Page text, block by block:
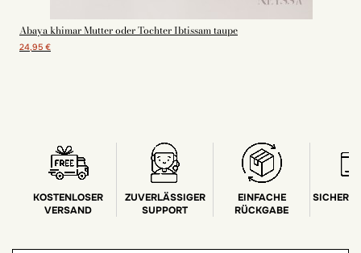
Abaya khimar Mutter oder Tochter Ibtissam taupe
24,95 €
KOSTENLOSER
VERSAND
ZUVERLÄSSIGER
SUPPORT
EINFACHE
RÜCKGABE
SICHERE